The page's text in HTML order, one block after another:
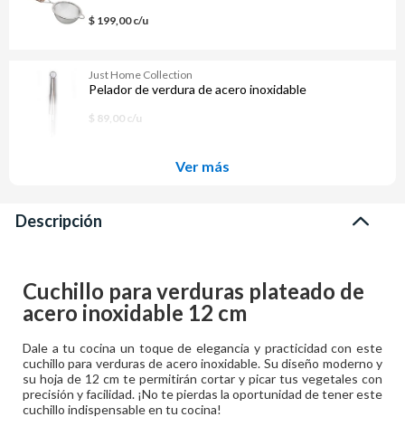
$ 199,00 c/u
Just Home Collection
Pelador de verdura de acero inoxidable
$ 89,00 c/u
Ver más
Descripción
Cuchillo para verduras plateado de
acero inoxidable 12 cm
Dale a tu cocina un toque de elegancia y practicidad con este
cuchillo para verduras de acero inoxidable. Su diseño moderno y
su hoja de 12 cm te permitirán cortar y picar tus vegetales con
precisión y facilidad. ¡No te pierdas la oportunidad de tener este
cuchillo indispensable en tu cocina!